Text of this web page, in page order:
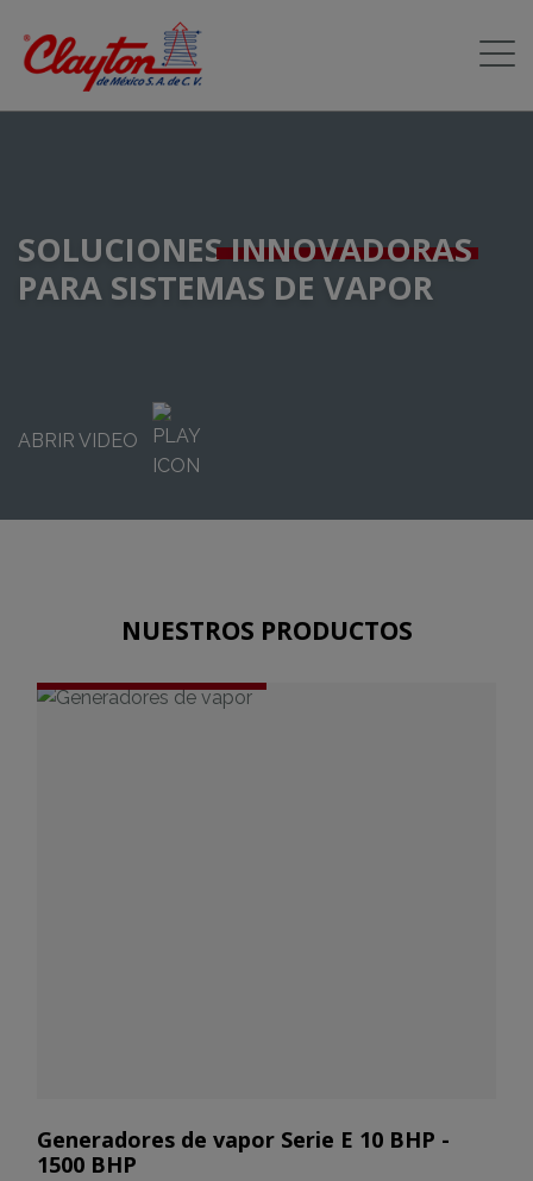
SOLUCIONESINNOVADORAS
PARA SISTEMAS DE VAPOR
ABRIR VIDEO
NUESTROS PRODUCTOS
Generadores de vapor Serie E 10 BHP -
1500 BHP